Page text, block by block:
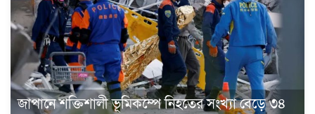
জাপানে শক্তিশালী ভূমিকম্পে নিহতের সংখ্যা বেড়ে ৩৪